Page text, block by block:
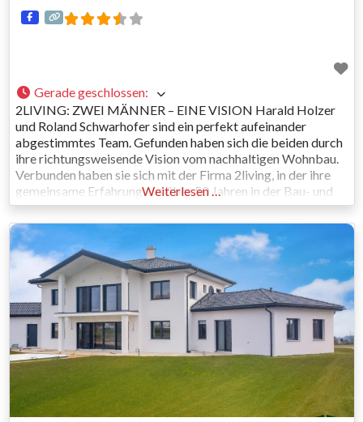
Gerade geschlossen:
2LIVING: ZWEI MÄNNER – EINE VISION Harald Holzer
und Roland Schwarhofer sind ein perfekt aufeinander
abgestimmtes Team. Gefunden haben sich die beiden durch
ihre richtungsweisende Vision vom nachhaltigen Wohnbau.
Verbunden haben sie sich mit der Firma 2living, in der ihre
gemeinsame Erfahrung aus über 50 Jahren in der Bau- und
Immobilienbranche gebündelt ist. WIR BAUEN FÜR
GENERATIONEN Wir von 2living
Weiterlesen …